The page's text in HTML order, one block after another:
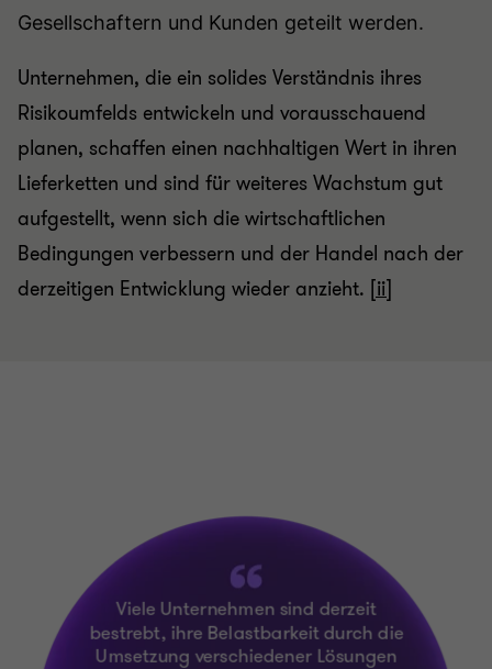
Gesellschaftern und Kunden geteilt werden.
Unternehmen, die ein solides Verständnis ihres
Risikoumfelds entwickeln und vorausschauend
planen, schaffen einen nachhaltigen Wert in ihren
Lieferketten und sind für weiteres Wachstum gut
aufgestellt, wenn sich die wirtschaftlichen
Bedingungen verbessern und der Handel nach der
derzeitigen Entwicklung wieder anzieht. [ii]